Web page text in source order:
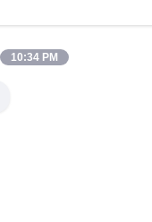
10:34 PM